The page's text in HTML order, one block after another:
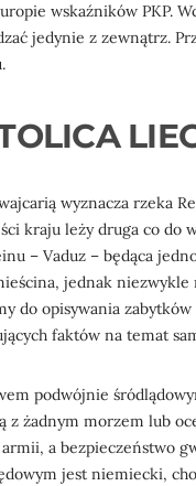
wskaźników PKP.
jedynie z zewnątrz.
wyznacza rzeka
kraju leży druga co do
– Vaduz – będąca
jednak niezwykle
do opisywania
faktów na temat
podwójnie
z żadnym morzem lub
a bezpieczeństwo
jest niemiecki,